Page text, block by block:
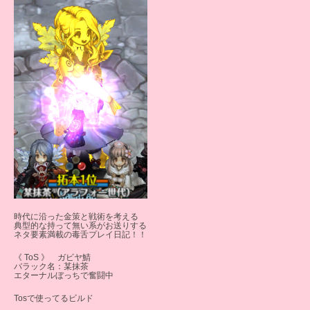
時代に沿った金策と戦術を考える
典型的な持って無い系がお送りする
ネタ要素満載の毒舌プレイ日記！！
《 ToS 》 ガビヤ鯖
バラック名：某抹茶
エターナルぼっちで奮闘中
Tosで使ってるビルド